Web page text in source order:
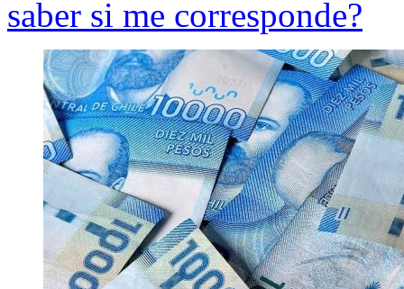
saber si me corresponde?